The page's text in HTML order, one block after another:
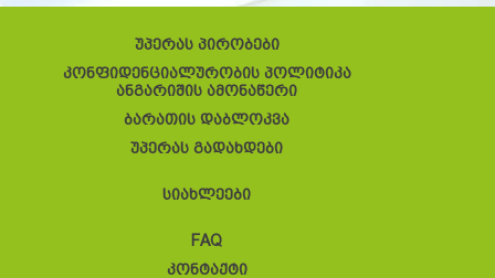
უპერას პირობები
კონფიდენციალურობის პოლიტიკა
ანგარიშის ამონაწერი
ბარათის დაბლოკვა
უპერას გადახდები
სიახლეები
FAQ
კონტაქტი